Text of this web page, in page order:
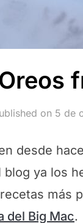
on 5 de
desde
blog ya los
más
del Big Mac.